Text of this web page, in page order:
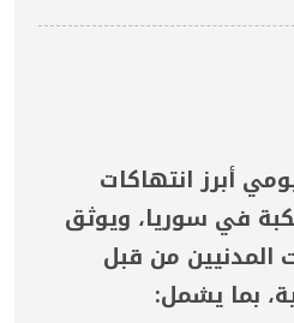
أبرز انتهاكات
في سوريا، ويوثق
المدنيين من قبل
بما يشمل: